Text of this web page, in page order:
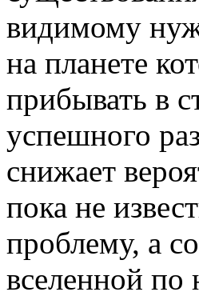
видимому
на планете
прибывать в
успешного
снижает
пока не
проблему, а
вселенной по